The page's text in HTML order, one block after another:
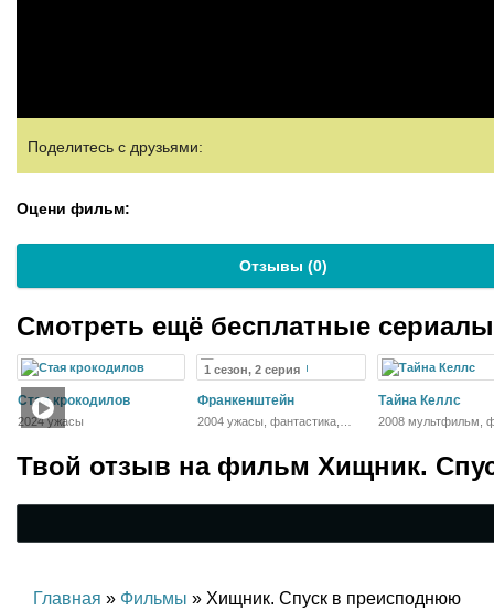
Поделитесь с друзьями:
Оцени фильм:
Отзывы (0)
Смотреть ещё бесплатные
Стая крокодилов
2024 ужасы
1 сезон, 2 серия
Франкенштейн
2004 ужасы, фантастика,
Тайна Келлс
2008 мультфильм,
Твой отзыв на фильм Хищник.
Главная » Фильмы » Хищник. Спуск в преисподнюю